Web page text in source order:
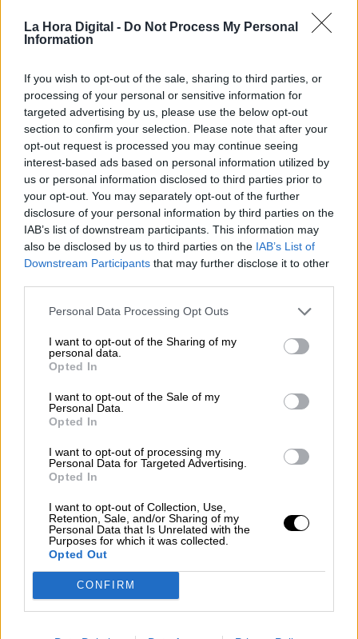
La Hora Digital - Do Not Process My Personal
Information
If you wish to opt-out of the sale, sharing to third parties, or
processing of your personal or sensitive information for
targeted advertising by us, please use the below opt-out
section to confirm your selection. Please note that after your
opt-out request is processed you may continue seeing
interest-based ads based on personal information utilized by
us or personal information disclosed to third parties prior to
your opt-out. You may separately opt-out of the further
disclosure of your personal information by third parties on the
IAB’s list of downstream participants. This information may
also be disclosed by us to third parties on the IAB’s List of
Downstream Participants that may further disclose it to other
Personal Data Processing Opt Outs
I want to opt-out of the Sharing of my
personal data.
Opted In
I want to opt-out of the Sale of my
Personal Data.
Opted In
I want to opt-out of processing my
Personal Data for Targeted Advertising.
Opted In
I want to opt-out of Collection, Use,
Retention, Sale, and/or Sharing of my
Personal Data that Is Unrelated with the
Purposes for which it was collected.
Opted Out
CONFIRM
grupo de la Eurocámara.Se trata de ‘Renovar
Europa’ (Renew Europe). Este grupo sería el
Liberales y Demócratas Europos (ALDE).
Hasta ahora,Ciudadanos y LREM han
mantenido una cooperación política que
está ya en peligro de romperse.Fuentes del
Eliseo apuntan a que“cualquier trabajo de
fondo con la ultraderecha es muy grave”y
no se puede ignorar que esto es lo que está
ocurriendo “en el escenario autonómico y
municipal español”. Para los representantes
franceses “no es una anécdota” todo lo que
está ocurriendo en España y avisan de que “no
vamos a tener ninguna complacencia”.
En su empeño de crear un grupo que sea
“progresista” y “proeuropeo”, advierten quevan
miembros (entre los que está Ciudadanos)
por eso pondrán “líneas rojas”
que no se
pueden traspasar para que “no nos acusen de
debilidad”.La secretaria de Estado de
Asuntos Europeos, Amelie De Montchalin,
ha sido incluso más contundente al afirmar
extrema derecha como hemos visto en
España no es una opción”.
Europeo quien establezca los límites, pero
tienen claro que uno de ellos seráel cordón
sanitario a la ultraderecha en cualquier país
europeo.